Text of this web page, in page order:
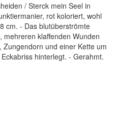
/ Sterck mein Seel in
rot koloriert, wohl
cm. - Das blutüberströmte
klaffenden Wunden
und einer Kette um
hinterlegt. - Gerahmt.